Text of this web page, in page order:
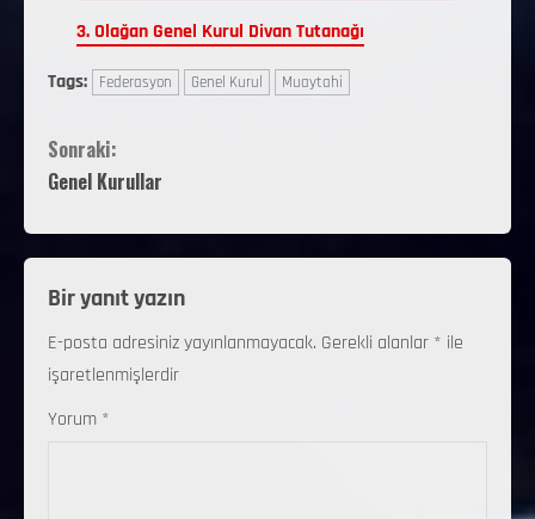
3. Olağan Genel Kurul Divan Tutanağı
Tags:
Federasyon Genel Kurul Muaytahi
Sonraki:
Genel Kurullar
Bir yanıt yazın
E-posta adresiniz yayınlanmayacak. Gerekli alanlar * ile
işaretlenmişlerdir
Yorum *